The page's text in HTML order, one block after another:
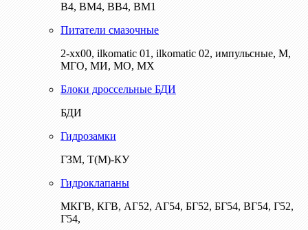
В4, ВМ4, ВВ4, ВМ1
Питатели смазочные
2-хх00, ilkomatic 01, ilkomatic 02, импульсные, М,
МГО, МИ, МО, МХ
Блоки дроссельные БДИ
БДИ
Гидрозамки
ГЗМ, Т(М)-КУ
Гидроклапаны
МКГВ, КГВ, АГ52, АГ54, БГ52, БГ54, ВГ54, Г52,
Г54,